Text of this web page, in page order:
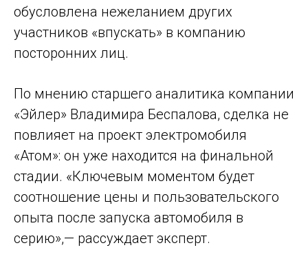
обусловлена нежеланием других
участников «впускать» в компанию
посторонних лиц.
По мнению старшего аналитика компании
«Эйлер» Владимира Беспалова, сделка не
повлияет на проект электромобиля
«Атом»: он уже находится на финальной
стадии. «Ключевым моментом будет
соотношение цены и пользовательского
опыта после запуска автомобиля в
серию»,— рассуждает эксперт.